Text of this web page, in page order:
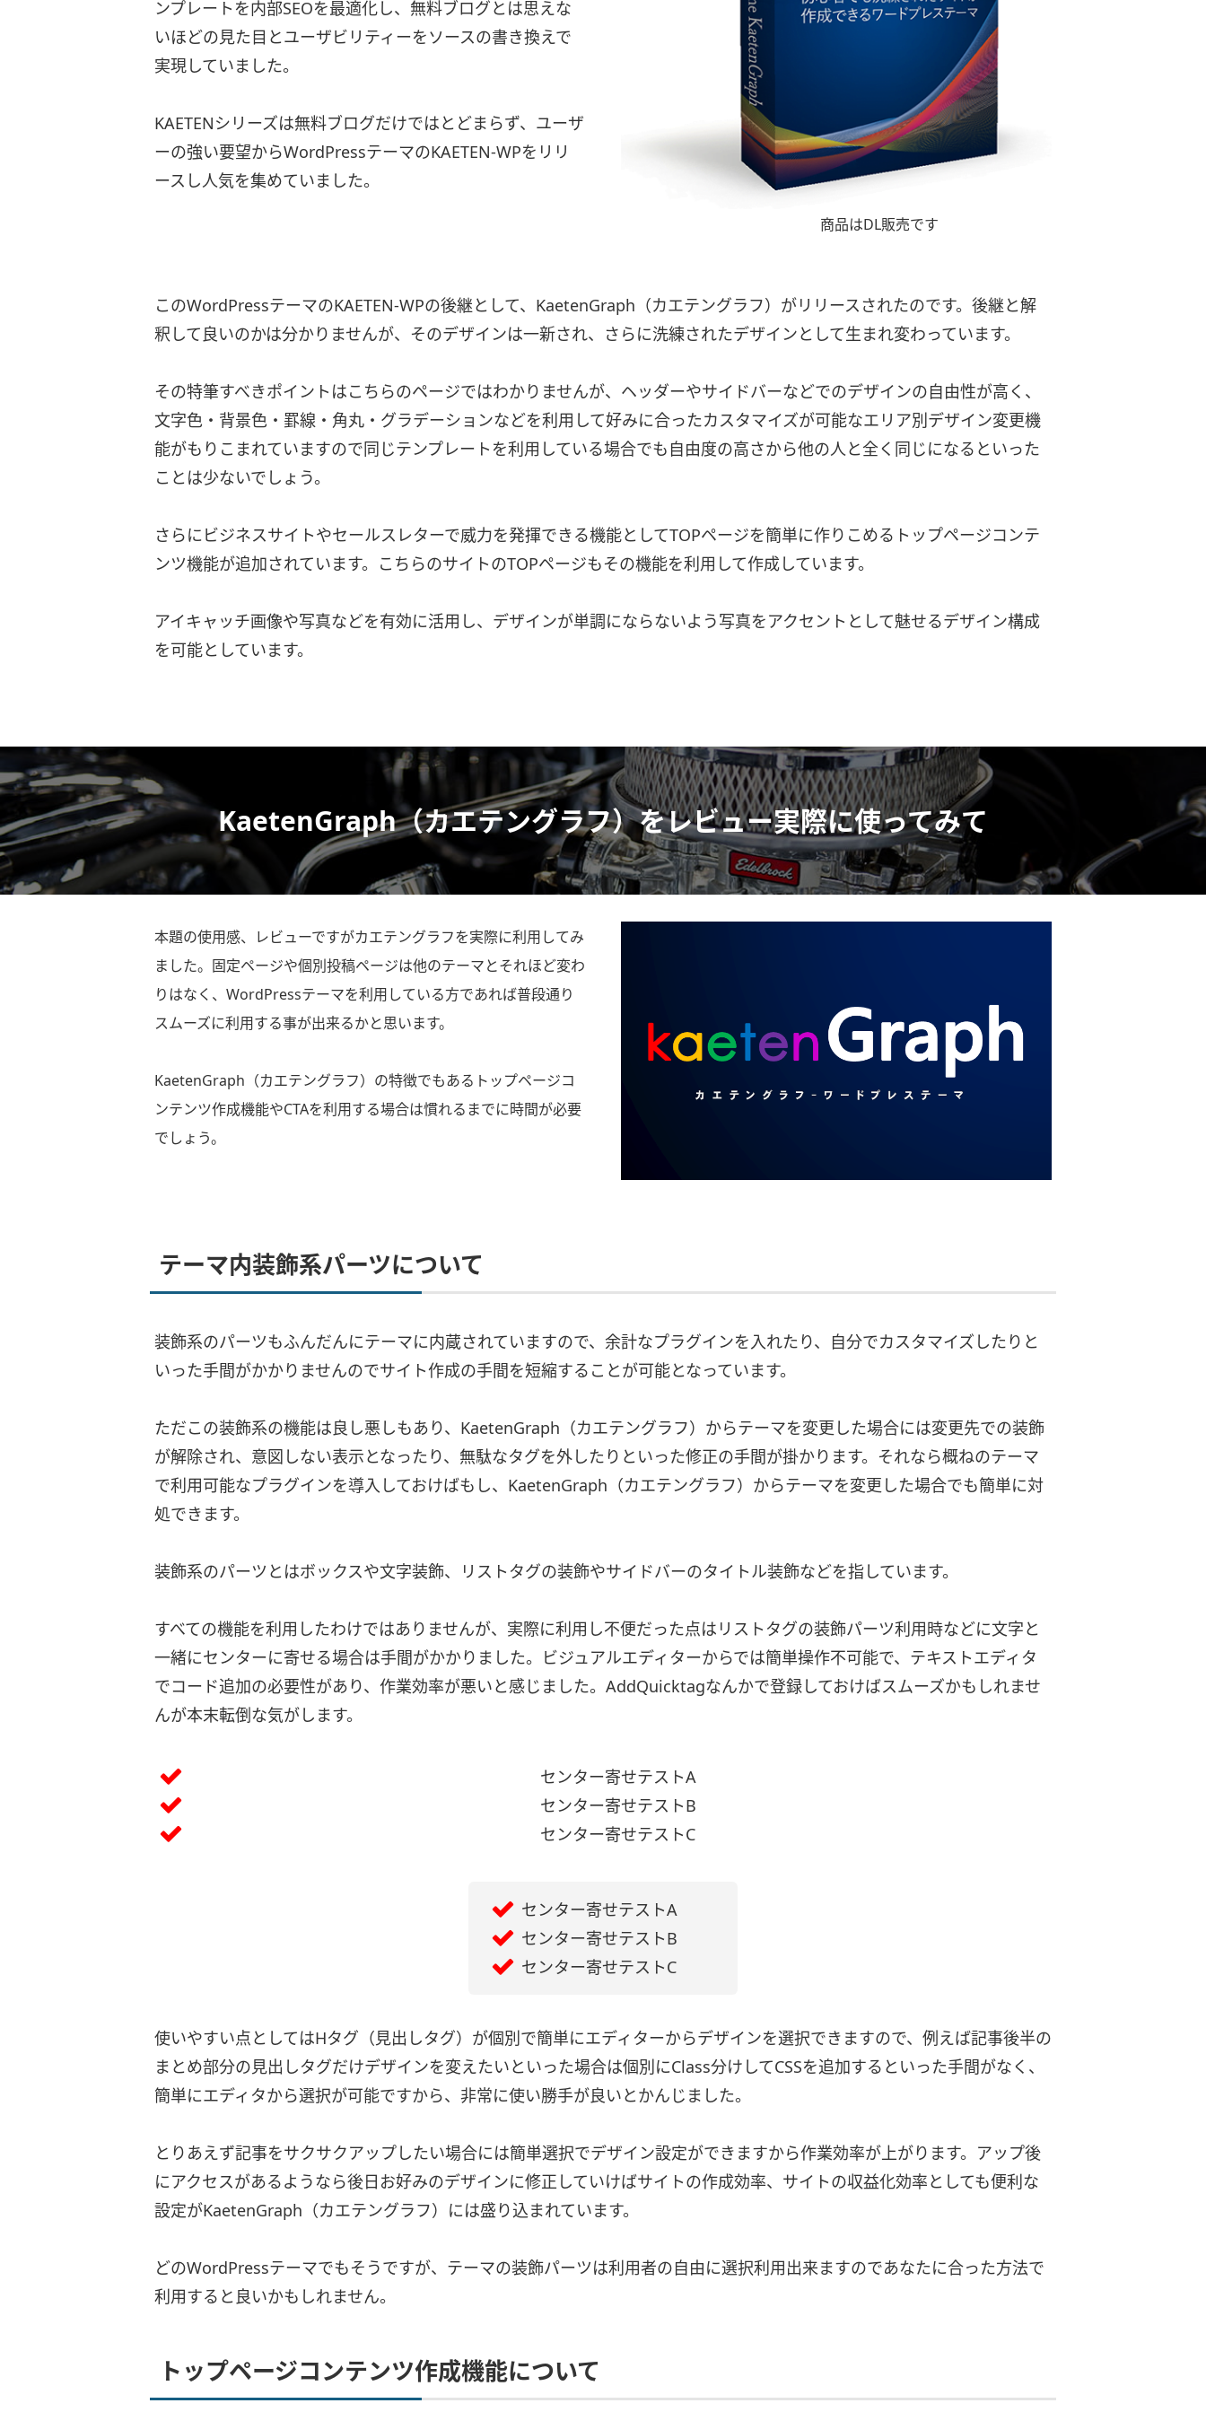
ンプレートを内部SEOを最適化し、無料ブログとは思えな
いほどの見た目とユーザビリティーをソースの書き換えで
実現していました。
KAETENシリーズは無料ブログだけではとどまらず、ユーザ
ーの強い要望からWordPressテーマのKAETEN-WPをリリ
ースし人気を集めていました。
商品はDL販売です
このWordPressテーマのKAETEN-WPの後継として、KaetenGraph（カエテングラフ）がリリースされたのです。後継と解
釈して良いのかは分かりませんが、そのデザインは一新され、さらに洗練されたデザインとして生まれ変わっています。
その特筆すべきポイントはこちらのページではわかりませんが、ヘッダーやサイドバーなどでのデザインの自由性が高く、
文字色・背景色・罫線・角丸・グラデーションなどを利用して好みに合ったカスタマイズが可能なエリア別デザイン変更機
能がもりこまれていますので同じテンプレートを利用している場合でも自由度の高さから他の人と全く同じになるといった
ことは少ないでしょう。
さらにビジネスサイトやセールスレターで威力を発揮できる機能としてTOPページを簡単に作りこめるトップページコンテ
ンツ機能が追加されています。こちらのサイトのTOPページもその機能を利用して作成しています。
アイキャッチ画像や写真などを有効に活用し、デザインが単調にならないよう写真をアクセントとして魅せるデザイン構成
を可能としています。
KaetenGraph（カエテングラフ）をレビュー実際に使ってみて
本題の使用感、レビューですがカエテングラフを実際に利用してみ
ました。固定ページや個別投稿ページは他のテーマとそれほど変わ
りはなく、WordPressテーマを利用している方であれば普段通り
スムーズに利用する事が出来るかと思います。
KaetenGraph（カエテングラフ）の特徴でもあるトップページコ
ンテンツ作成機能やCTAを利用する場合は慣れるまでに時間が必要
でしょう。
テーマ内装飾系パーツについて
装飾系のパーツもふんだんにテーマに内蔵されていますので、余計なプラグインを入れたり、自分でカスタマイズしたりと
いった手間がかかりませんのでサイト作成の手間を短縮することが可能となっています。
ただこの装飾系の機能は良し悪しもあり、KaetenGraph（カエテングラフ）からテーマを変更した場合には変更先での装飾
が解除され、意図しない表示となったり、無駄なタグを外したりといった修正の手間が掛かります。それなら概ねのテーマ
で利用可能なプラグインを導入しておけばもし、KaetenGraph（カエテングラフ）からテーマを変更した場合でも簡単に対
処できます。
装飾系のパーツとはボックスや文字装飾、リストタグの装飾やサイドバーのタイトル装飾などを指しています。
すべての機能を利用したわけではありませんが、実際に利用し不便だった点はリストタグの装飾パーツ利用時などに文字と
一緒にセンターに寄せる場合は手間がかかりました。ビジュアルエディターからでは簡単操作不可能で、テキストエディタ
でコード追加の必要性があり、作業効率が悪いと感じました。AddQuicktagなんかで登録しておけばスムーズかもしれませ
んが本末転倒な気がします。
センター寄せテストA
センター寄せテストB
センター寄せテストC
センター寄せテストA
センター寄せテストB
センター寄せテストC
使いやすい点としてはHタグ（見出しタグ）が個別で簡単にエディターからデザインを選択できますので、例えば記事後半の
まとめ部分の見出しタグだけデザインを変えたいといった場合は個別にClass分けしてCSSを追加するといった手間がなく、
簡単にエディタから選択が可能ですから、非常に使い勝手が良いとかんじました。
とりあえず記事をサクサクアップしたい場合には簡単選択でデザイン設定ができますから作業効率が上がります。アップ後
にアクセスがあるようなら後日お好みのデザインに修正していけばサイトの作成効率、サイトの収益化効率としても便利な
設定がKaetenGraph（カエテングラフ）には盛り込まれています。
どのWordPressテーマでもそうですが、テーマの装飾パーツは利用者の自由に選択利用出来ますのであなたに合った方法で
利用すると良いかもしれません。
トップページコンテンツ作成機能について